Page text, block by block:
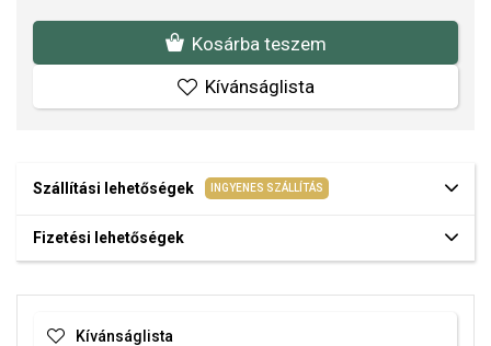
Felületkezelésünk, drágaköveink és gyöngyeink beépítése
megfelel az igényes követelményeknek.
Kosárba teszem
Kívánságlista
Szállítási lehetőségek INGYENES SZÁLLÍTÁS
Fizetési lehetőségek
Kívánságlista